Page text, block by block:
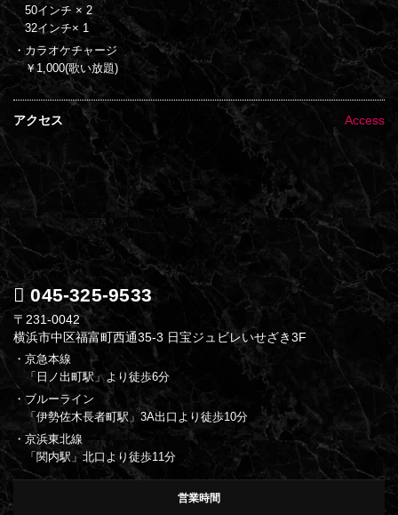
50インチ × 2
32インチ× 1
・カラオケチャージ
￥1,000(歌い放題)
アクセス Access
045-325-9533
〒231-0042
横浜市中区福富町西通35-3 日宝ジュビレいせざき3F
・京急本線
「日ノ出町駅」より徒歩6分
・ブルーライン
「伊勢佐木長者町駅」3A出口より徒歩10分
・京浜東北線
「関内駅」北口より徒歩11分
営業時間